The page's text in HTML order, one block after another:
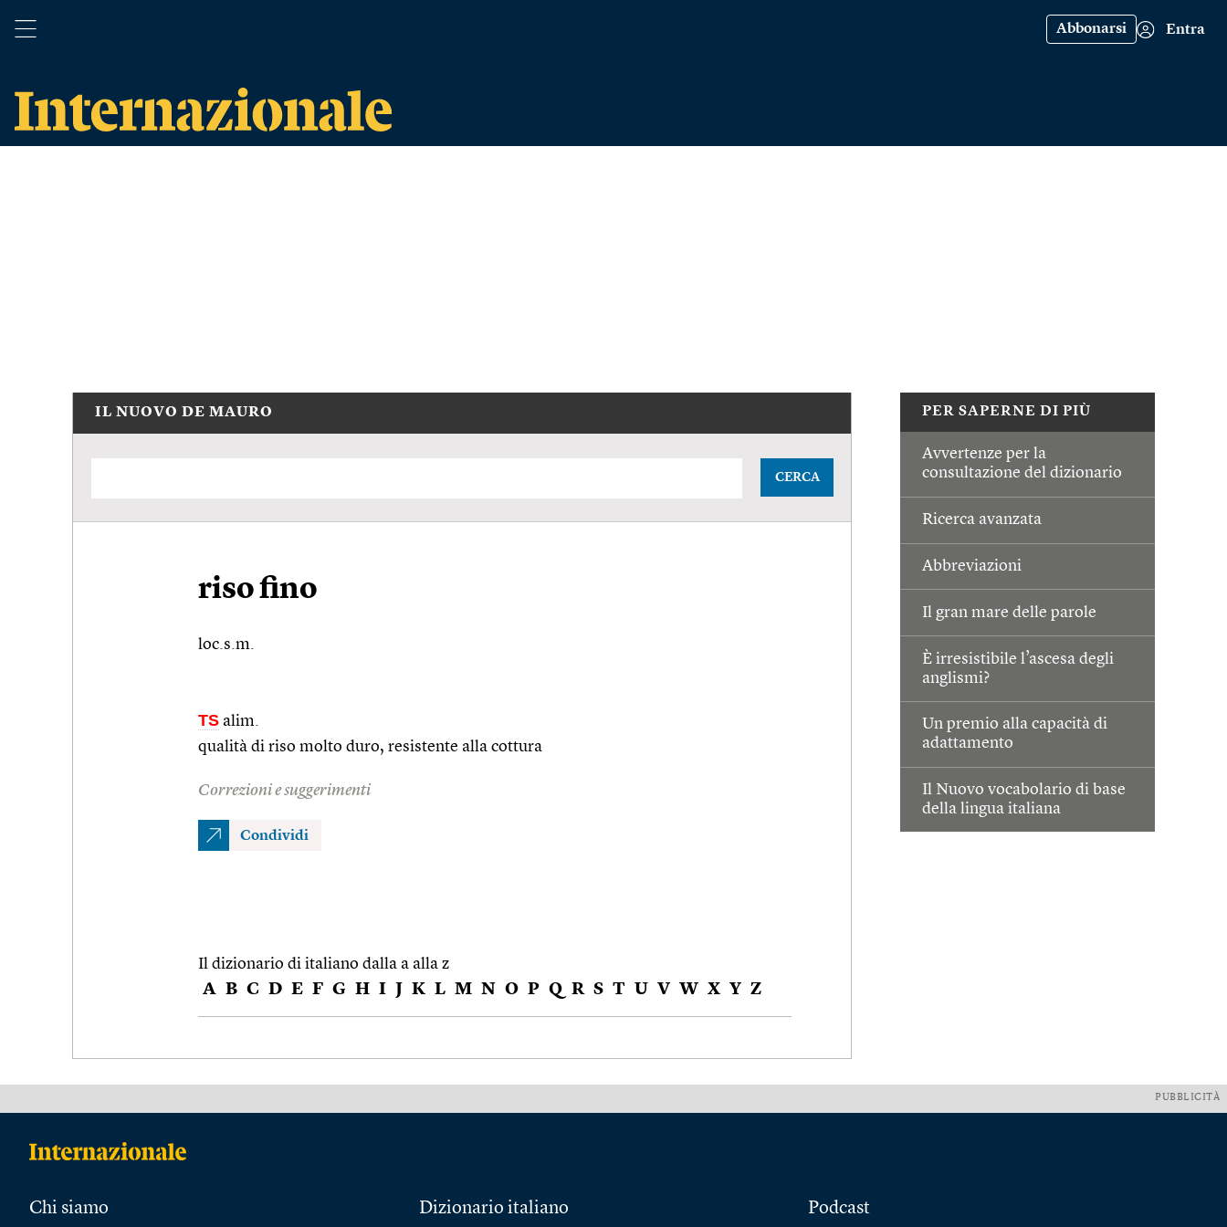
Abbonarsi Entra
PER SAPERNE DI PIÙ
Avvertenze per la
consultazione del dizionario
Ricerca avanzata
Abbreviazioni
Il gran mare delle parole
È irresistibile l’ascesa degli
anglismi?
Un premio alla capacità di
adattamento
Il Nuovo vocabolario di base
della lingua italiana
IL NUOVO DE MAURO
CERCA
riso fino
loc.s.m.
TS alim.
qualità di riso molto duro, resistente alla cottura
Correzioni e suggerimenti
Condividi
Il dizionario di italiano dalla a alla z
A B C D E F G H I J K L M N O P Q R S T U V W X Y Z
PUBBLICITÀ
Chi siamo Dizionario italiano Podcast